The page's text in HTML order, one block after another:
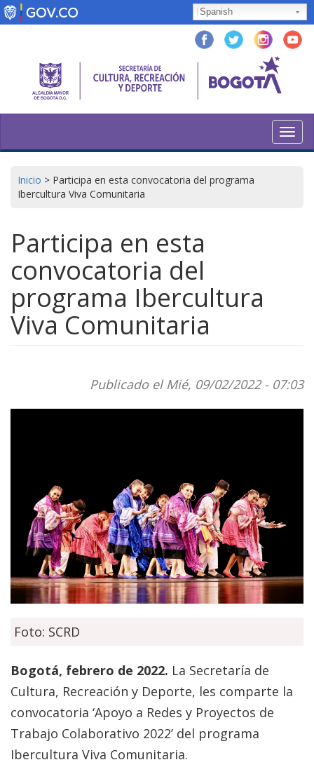
Pasar
al
Spanish
Inicio > Participa en esta convocatoria del programa
Ibercultura Viva Comunitaria
Participa en esta
convocatoria del
programa Ibercultura
Viva Comunitaria
Publicado el Mié, 09/02/2022 - 07:03
Foto: SCRD
Bogotá, febrero de 2022. La Secretaría de
Cultura, Recreación y Deporte, les comparte la
convocatoria ‘Apoyo a Redes y Proyectos de
Trabajo Colaborativo 2022’ del programa
Ibercultura Viva Comunitaria.